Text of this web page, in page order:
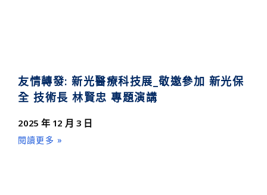
友情轉發: 新光醫療科技展_敬邀參加 新光保
全 技術長 林賢忠 專題演講
2025 年 12 月 3 日
閱讀更多 »